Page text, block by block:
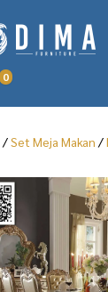
0
/Set Meja Makan /